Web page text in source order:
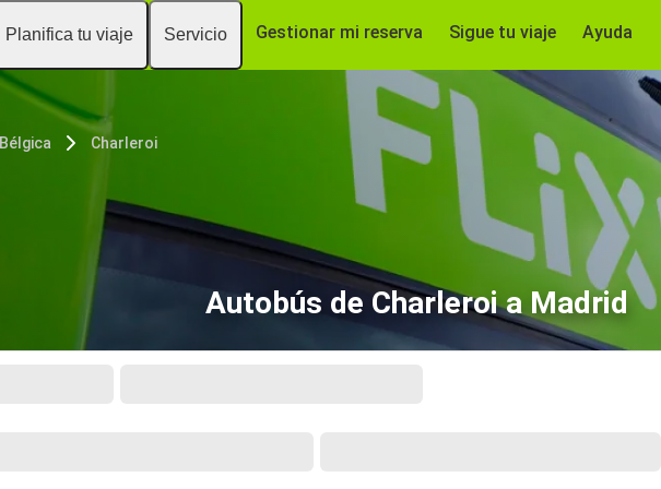
Planifica tu viaje Servicio Gestionar mi reserva Sigue tu viaje Ayuda
Bélgica Charleroi
Autobús de Charleroi a Madrid